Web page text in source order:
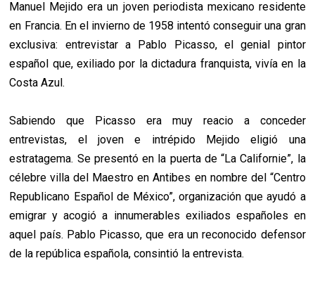
Manuel Mejido era un joven periodista mexicano residente
en Francia. En el invierno de 1958 intentó conseguir una gran
exclusiva: entrevistar a Pablo Picasso, el genial pintor
español que, exiliado por la dictadura franquista, vivía en la
Costa Azul.
Sabiendo que Picasso era muy reacio a conceder
entrevistas, el joven e intrépido Mejido eligió una
estratagema. Se presentó en la puerta de “La Californie”, la
célebre villa del Maestro en Antibes en nombre del “Centro
Republicano Español de México”, organización que ayudó a
emigrar y acogió a innumerables exiliados españoles en
aquel país. Pablo Picasso, que era un reconocido defensor
de la república española, consintió la entrevista.